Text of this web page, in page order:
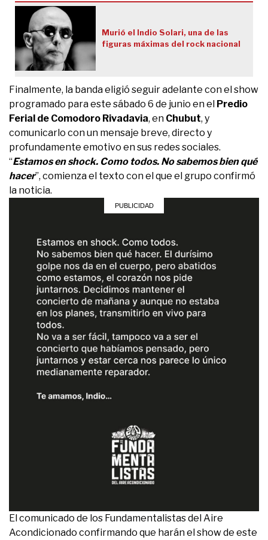
Murió el Indio Solari, una de las
figuras máximas del rock nacional
Finalmente, la banda eligió seguir adelante con el show
programado para este sábado 6 de junio en el Predio
Ferial de Comodoro Rivadavia, en Chubut, y
comunicarlo con un mensaje breve, directo y
profundamente emotivo en sus redes sociales.
“Estamos en shock. Como todos. No sabemos bien qué
hacer”, comienza el texto con el que el grupo confirmó
la noticia.
El comunicado de los Fundamentalistas del Aire
Acondicionado confirmando que harán el show de este